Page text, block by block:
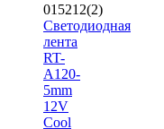
015212(2)
Светодиодная
лента
RT-
A120-
5mm
12V
Cool